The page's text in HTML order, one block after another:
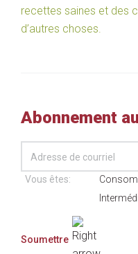
recettes saines et des
d’autres choses.
Abonnement
Vous êtes: